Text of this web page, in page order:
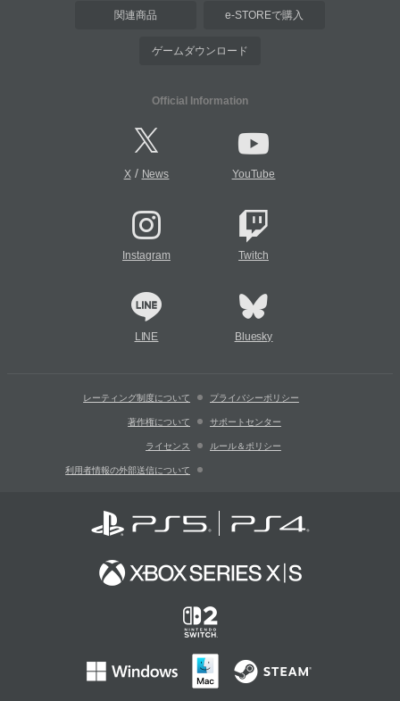
関連商品 e-STOREで購入
ゲームダウンロード
Official Information
X/ News YouTube
Instagram Twitch
LINE Bluesky
レーティング制度について プライバシーポリシー
著作権について サポートセンター
ライセンス ルール＆ポリシー
利用者情報の外部送信について